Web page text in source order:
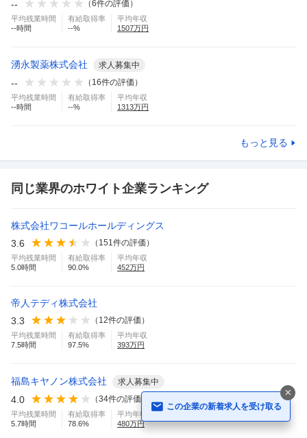
-- （6件の評価）
平均残業時間
--時間
有給取得率
--%
平均年収
1507万円
湧永製薬株式会社 求人募集中
-- （ 16件の評価）
平均残業時間
--時間
有給取得率
--%
平均年収
1313万円
もっと見る
同じ業界のホワイト企業ランキング
株式会社ワコールホールディングス
3.6
（ 151件の評価）
平均残業時間
5.0時間
有給取得率
90.0%
平均年収
452万円
帝人テディ株式会社
3.3
（ 12件の評価）
平均残業時間
7.5時間
有給取得率
97.5%
平均年収
393万円
福島キヤノン株式会社 求人募集中
4.0 （34件の評価）
平均残業時間
5.7時間
有給取得率
78.6%
平均年収
480万円
この企業の新着求人を受け取る